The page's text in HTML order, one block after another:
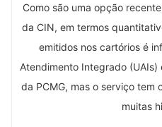
Como são uma opção
da CIN, em termos
emitidos nos cartórios é
Atendimento Integrado
da PCMG, mas o serviço
muitas